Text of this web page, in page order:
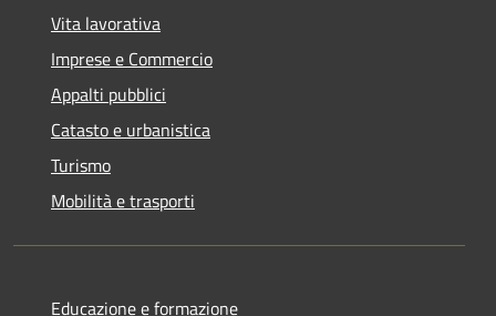
Vita lavorativa
Imprese e Commercio
Appalti pubblici
Catasto e urbanistica
Turismo
Mobilità e trasporti
Educazione e formazione